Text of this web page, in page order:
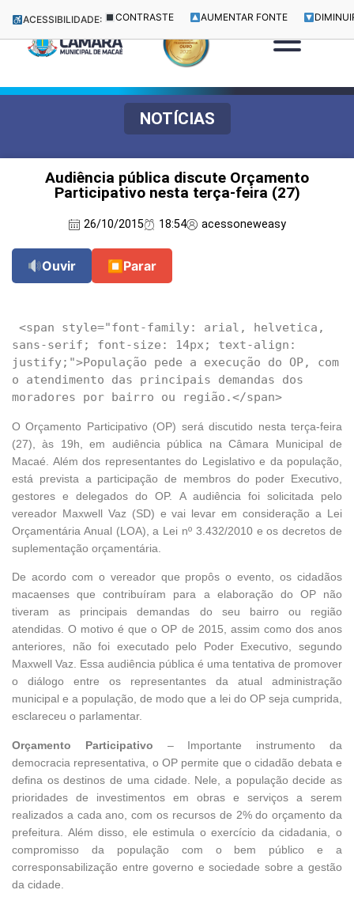
ACESSIBILIDADE: CONTRASTE AUMENTAR FONTE
NOTÍCIAS
Audiência pública discute Orçamento
Participativo nesta terça-feira (27)
26/10/2015 18:54 acessoneweasy
Ouvir ⏹ Parar
sans-serif; font-size: 14px; text-align:
justify;">População pede a execução do OP, com
o atendimento das principais demandas dos
O Orçamento Participativo (OP) será discutido nesta terça-feira
(27), às 19h, em audiência pública na Câmara Municipal de
Macaé. Além dos representantes do Legislativo e da população,
está prevista a participação de membros do poder Executivo,
gestores e delegados do OP. A audiência foi solicitada pelo
vereador Maxwell Vaz (SD) e vai levar em consideração a Lei
Orçamentária Anual (LOA), a Lei nº 3.432/2010 e os decretos de
suplementação orçamentária.
De acordo com o vereador que propôs o evento, os cidadãos
macaenses que contribuíram para a elaboração do OP não
tiveram as principais demandas do seu bairro ou região
atendidas. O motivo é que o OP de 2015, assim como dos anos
anteriores, não foi executado pelo Poder Executivo, segundo
Maxwell Vaz. Essa audiência pública é uma tentativa de promover
o diálogo entre os representantes da atual administração
municipal e a população, de modo que a lei do OP seja cumprida,
esclareceu o parlamentar.
Orçamento Participativo – Importante instrumento da
democracia representativa, o OP permite que o cidadão debata e
defina os destinos de uma cidade. Nele, a população decide as
prioridades de investimentos em obras e serviços a serem
realizados a cada ano, com os recursos de 2% do orçamento da
prefeitura. Além disso, ele estimula o exercício da cidadania, o
compromisso da população com o bem público e a
corresponsabilização entre governo e sociedade sobre a gestão
da cidade.